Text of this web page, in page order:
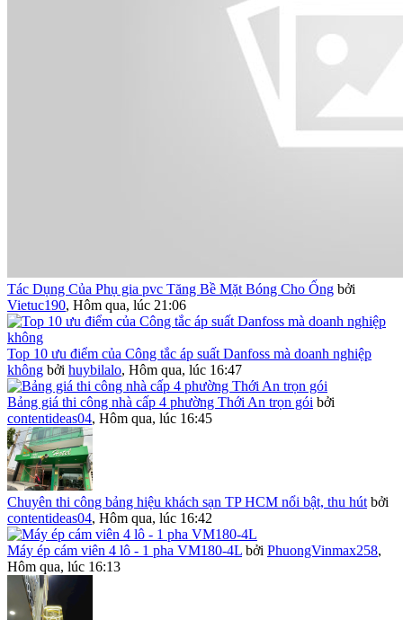
Tác Dụng Của Phụ gia pvc Tăng Bề Mặt Bóng Cho Ống bởi
Vietuc190, Hôm qua, lúc 21:06
Top 10 ưu điểm của Công tắc áp suất Danfoss mà doanh nghiệp
không bởi huybilalo, Hôm qua, lúc 16:47
Bảng giá thi công nhà cấp 4 phường Thới An trọn gói bởi
contentideas04, Hôm qua, lúc 16:45
Chuyên thi công bảng hiệu khách sạn TP HCM nổi bật, thu hút bởi
contentideas04, Hôm qua, lúc 16:42
Máy ép cám viên 4 lô - 1 pha VM180-4L bởi PhuongVinmax258,
Hôm qua, lúc 16:13